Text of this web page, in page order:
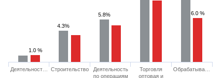
4.3%
5.8%
1.0 %
6.0 %
Деятельност… Строительство
Деятельность
по операциям
Торговля
оптовая и
Обрабатыва…